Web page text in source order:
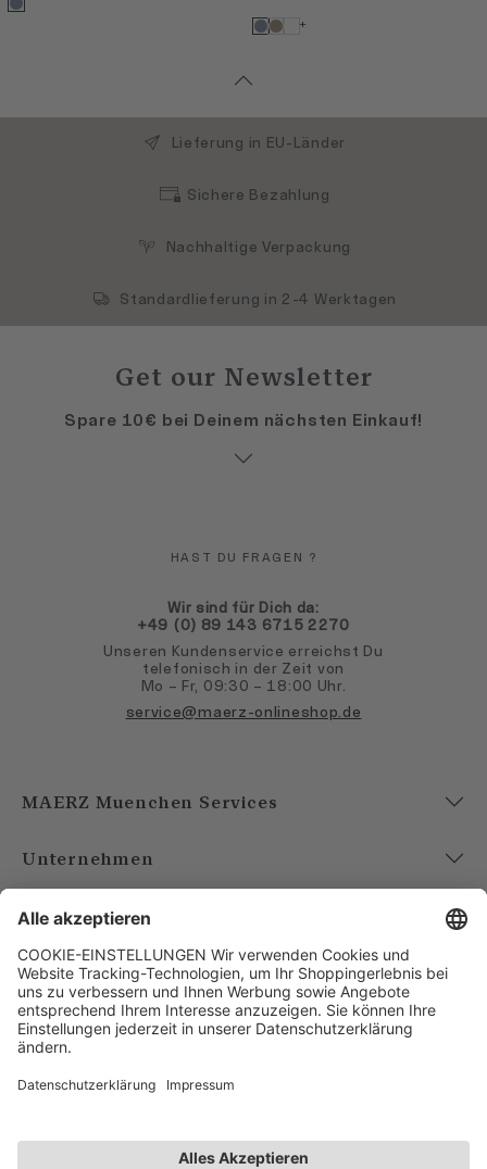
+
Lieferung in EU-Länder
Sichere Bezahlung
Nachhaltige Verpackung
Standardlieferung in 2-4 Werktagen
Get our Newsletter
Spare 10€ bei Deinem nächsten Einkauf!
HAST DU FRAGEN ?
Wir sind für Dich da:
+49 (0) 89 143 6715 2270
Unseren Kundenservice erreichst Du
telefonisch in der Zeit von
Mo – Fr, 09:30 – 18:00 Uhr.
service@maerz-onlineshop.de
MAERZ Muenchen Services
Unternehmen
Account
Bezahlarten
Versandarten
FOLGE UNS